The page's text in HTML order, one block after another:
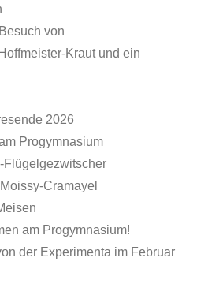
von
Kraut und ein
2026
Progymnasium
Flügelgezwitscher
Cramayel
am Progymnasium!
der Experimenta im Februar